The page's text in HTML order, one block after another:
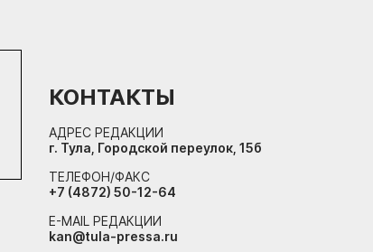
КОНТАКТЫ
АДРЕС РЕДАКЦИИ
г. Тула, Городской переулок, 15б
ТЕЛЕФОН/ФАКС
+7 (4872) 50-12-64
E-MAIL РЕДАКЦИИ
kan@tula-pressa.ru